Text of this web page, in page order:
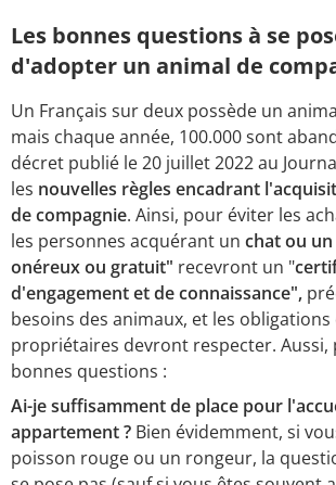
Les bonnes questions à se
d'adopter un animal de
Un Français sur deux possède un
mais chaque année, 100.000 sont
décret publié le 20 juillet 2022 au
les nouvelles règles encadrant
de compagnie. Ainsi, pour éviter les
les personnes acquérant un chat ou
onéreux ou gratuit" recevront un "
d'engagement et de connaissance",
besoins des animaux, et les obligations
propriétaires devront respecter. Aussi,
bonnes questions :
Ai-je suffisamment de place pour
appartement ? Bien évidemment, si
poisson rouge ou un rongeur, la